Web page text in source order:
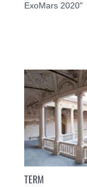
ExoMars 2020"
TERM